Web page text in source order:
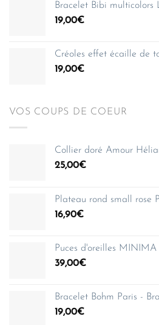
Bracelet Bibi multicolors
19,00€
Créoles effet écaille de
19,00€
VOS COUPS DE COEUR
Collier doré Amour
25,00€
Plateau rond small rose
16,90€
Puces d'oreilles
39,00€
Bracelet Bohm Paris -
19,00€